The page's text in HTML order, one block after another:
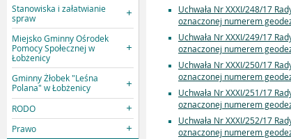
Stanowiska i załatwianie
spraw
Miejsko Gminny Ośrodek
Pomocy Społecznej w
Łobżenicy
Gminny Żłobek "Leśna
Polana" w Łobżenicy
RODO
Prawo
Uchwała Nr XXXI/248/17
oznaczonej numerem
Uchwała Nr XXXI/249/17
oznaczonej numerem
Uchwała Nr XXXI/250/17
oznaczonej numerem
Uchwała Nr XXXI/251/17
oznaczonej numerem
Uchwała Nr XXXI/252/17
oznaczonej numerem